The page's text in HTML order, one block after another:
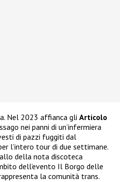
Nel 2023 affianca gli Articolo
nei panni di un’infermiera
di pazzi fuggiti dal
l’intero tour di due settimane.
della nota discoteca
dell’evento Il Borgo delle
la comunità trans.